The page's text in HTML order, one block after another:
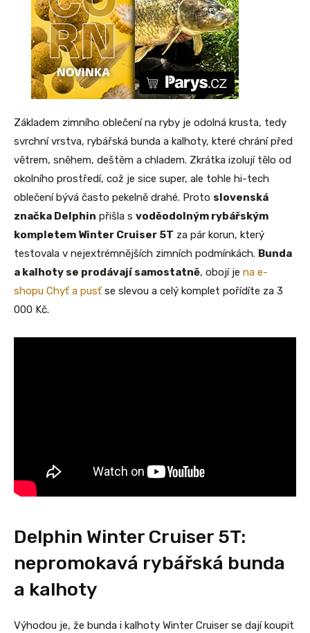
Základem zimního oblečení na ryby je odolná krusta, tedy
svrchní vrstva, rybářská bunda a kalhoty, které chrání před
větrem, sněhem, deštěm a chladem. Zkrátka izolují tělo od
okolního prostředí, což je sice super, ale tohle hi-tech
oblečení bývá často pekelně drahé. Proto slovenská
značka Delphin přišla s voděodolným rybářským
kompletem Winter Cruiser 5T za pár korun, který
testovala v nejextrémnějších zimních podmínkách. Bunda
a kalhoty se prodávají samostatně, obojí je na e-
shopu Chyť a pusť se slevou a celý komplet pořídíte za 3
000 Kč.
Delphin Winter Cruiser 5T:
nepromokavá rybářská bunda
a kalhoty
Výhodou je, že bunda i kalhoty Winter Cruiser se dají koupit